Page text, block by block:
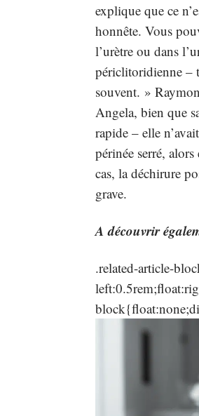
explique que ce
honnête. Vous
l’urètre ou dans
périclitoridienne –
souvent. »
Angela, bien que
rapide – elle
périnée serré,
cas, la déchirure
grave.
A découvrir
.related-article-